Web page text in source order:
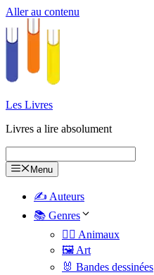
Aller au contenu
Les Livres
Livres a lire absolument
Menu
✍️ Auteurs
📚 Genres
🐕‍🦺 Animaux
🖼️ Art
🐰 Bandes dessinées